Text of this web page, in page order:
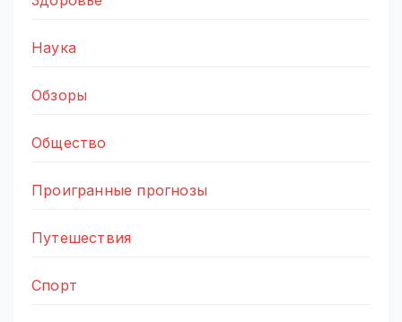
Наука
Обзоры
Общество
Проигранные прогнозы
Путешествия
Спорт